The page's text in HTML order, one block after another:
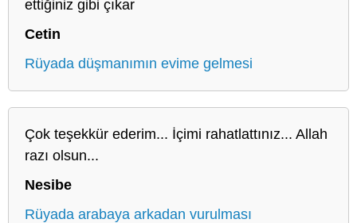
ettiğiniz gibi çıkar
Cetin
Rüyada düşmanımın evime gelmesi
Çok teşekkür ederim... İçimi rahatlattınız... Allah
razı olsun...
Nesibe
Rüyada arabaya arkadan vurulması